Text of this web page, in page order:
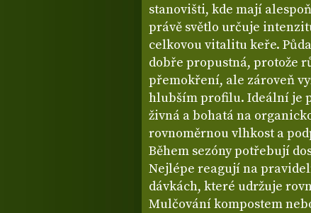
stanovišti, kde mají
právě světlo určuje
celkovou vitalitu keře.
dobře propustná, protože
přemokření, ale zároveň
hlubším profilu. Ideální je
živná a bohatá na
rovnoměrnou vlhkost a
Během sezóny potřebují
Nejlépe reagují na
dávkách, které udržuje
Mulčování kompostem